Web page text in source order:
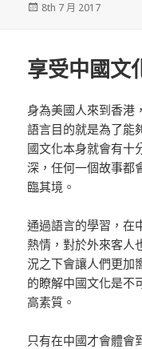
發
8th 7 月 2017
享受中國文
身為美國人來到香港
語言目的就是為了能
國文化本身就會有十
深，任何一個故事都
臨其境。
通過語言的學習，在
熱情，對於外來客人
況之下會讓人們更加
的瞭解中國文化是不
高素質。
只有在中國才會體會